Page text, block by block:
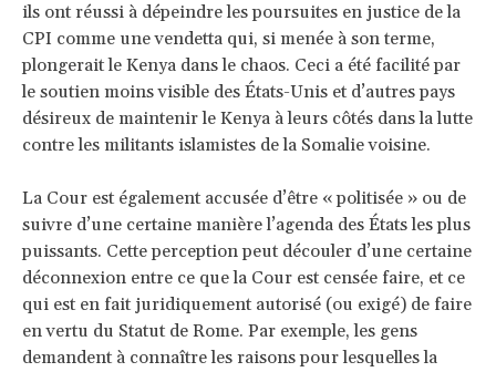
ils ont réussi à dépeindre les poursuites en justice de la
CPI comme une vendetta qui, si menée à son terme,
plongerait le Kenya dans le chaos. Ceci a été facilité par
le soutien moins visible des États-Unis et d’autres pays
désireux de maintenir le Kenya à leurs côtés dans la lutte
contre les militants islamistes de la Somalie voisine.
La Cour est également accusée d’être « politisée » ou de
suivre d’une certaine manière l’agenda des États les plus
puissants. Cette perception peut découler d’une certaine
déconnexion entre ce que la Cour est censée faire, et ce
qui est en fait juridiquement autorisé (ou exigé) de faire
en vertu du Statut de Rome. Par exemple, les gens
demandent à connaître les raisons pour lesquelles la